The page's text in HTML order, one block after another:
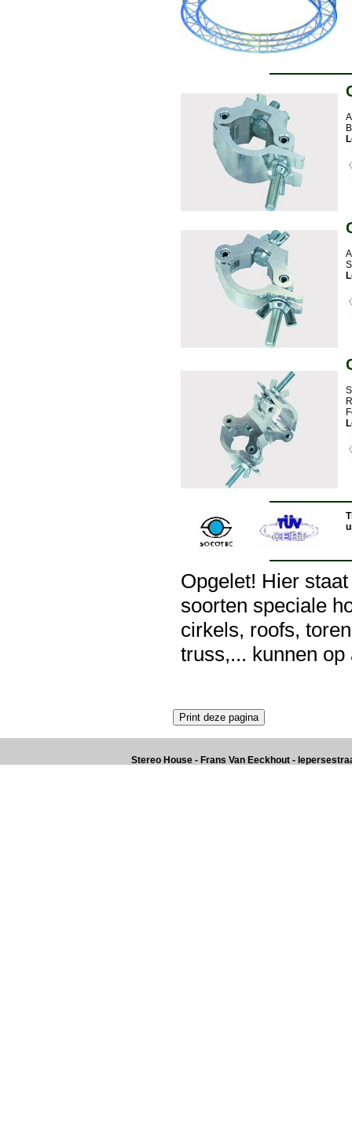
Opgelet! Hier
soorten speciale
cirkels, roofs,
truss,... kunnen
Stereo House - Frans Van Eeckhout -